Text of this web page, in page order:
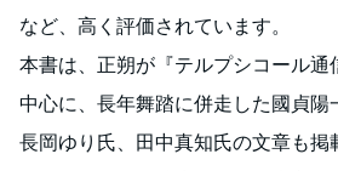
など、高く評価されています。
本書は、正朔が『テルプシコール通
中心に、長年舞踏に併走した國貞陽
長岡ゆり氏、田中真知氏の文章も掲